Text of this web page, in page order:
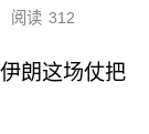
阅读 312
朗这场仗把